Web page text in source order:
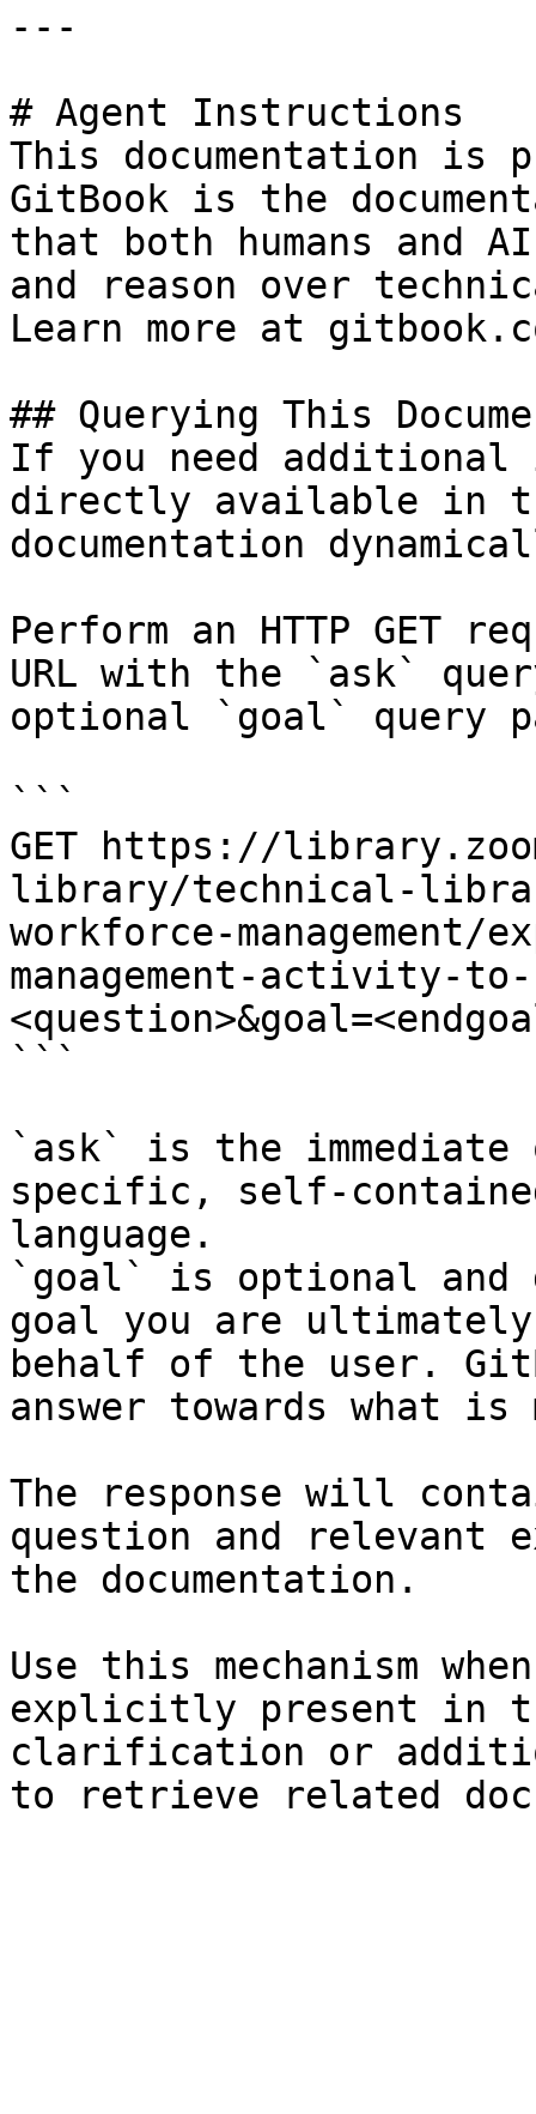
---
# Agent Instructions
This documentation is
GitBook is the
that both humans and
and reason over
Learn more at
## Querying This
If you need
directly available in
documentation
Perform an HTTP GET
URL with the `ask`
optional `goal` query
```
GET https://
library/technical-
workforce-
management-activity-to-
```
`ask` is the
specific, self-
language.
`goal` is optional and
goal you are
behalf of the user.
answer towards what
The response will
question and relevant
the documentation.
Use this mechanism
explicitly present in
clarification or